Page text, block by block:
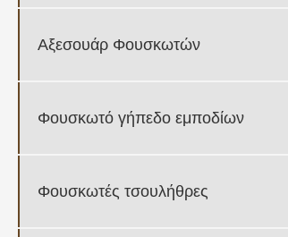
Αξεσουάρ Φουσκωτών
Φουσκωτό γήπεδο εμποδίων
Φουσκωτές τσουλήθρες